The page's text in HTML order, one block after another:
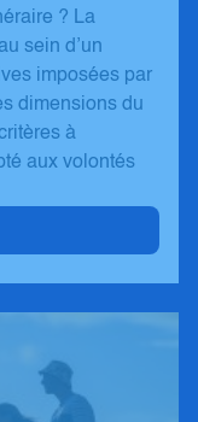
? La
sein d’un
imposées par
dimensions du
à
aux volontés